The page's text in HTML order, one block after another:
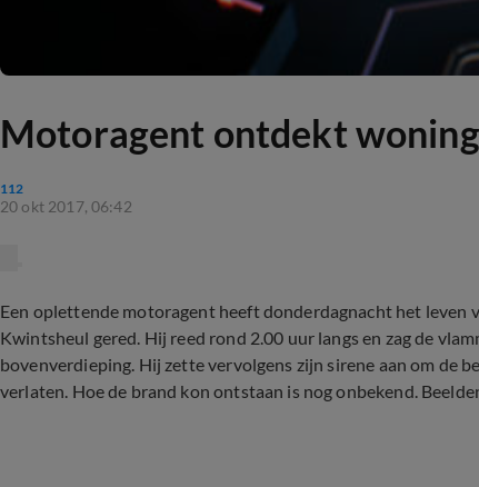
Motoragent ontdekt
112
20 okt 2017, 06:42
Een oplettende motoragent heeft donderdagnacht het leven
Kwintsheul gered. Hij reed rond 2.00 uur langs en zag de
bovenverdieping. Hij zette vervolgens zijn sirene aan om de
verlaten. Hoe de brand kon ontstaan is nog onbekend.